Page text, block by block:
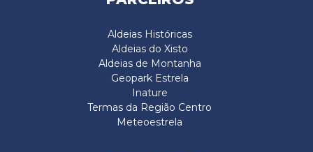
Aldeias Históricas
Aldeias do Xisto
Aldeias de Montanha
Geopark Estrela
Inature
Termas da Região Centro
Meteoestrela